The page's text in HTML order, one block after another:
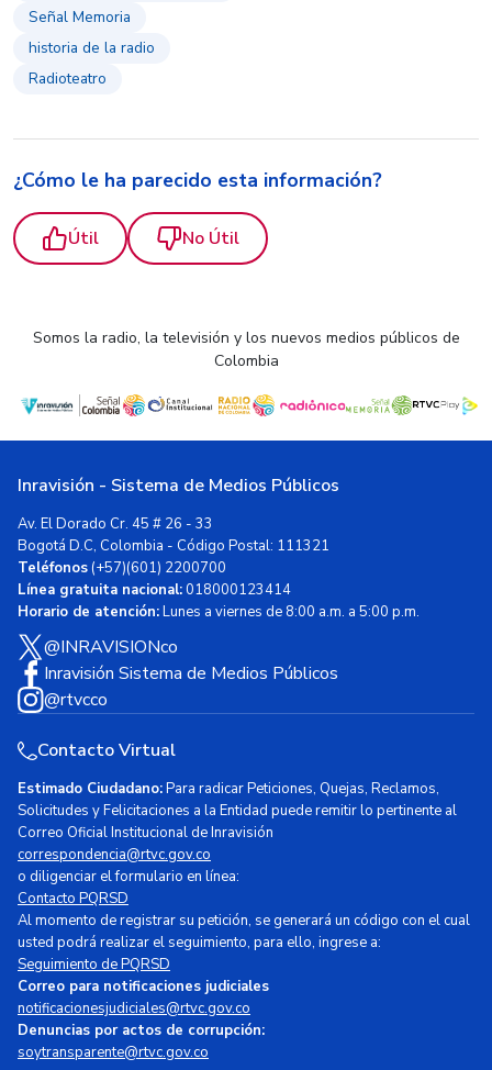
Señal Memoria
historia de la radio
Radioteatro
¿Cómo le ha parecido esta información?
Útil No Útil
Somos la radio, la televisión y los nuevos medios públicos de
Colombia
Inravisión - Sistema de Medios Públicos
Av. El Dorado Cr. 45 # 26 - 33
Bogotá D.C, Colombia - Código Postal: 111321
Teléfonos(+57)(601) 2200700
Línea gratuita nacional:018000123414
Horario de atención:Lunes a viernes de 8:00 a.m. a 5:00 p.m.
@INRAVISIONco
Inravisión Sistema de Medios Públicos
@rtvcco
Contacto Virtual
Estimado Ciudadano:Para radicar Peticiones, Quejas, Reclamos,
Solicitudes y Felicitaciones a la Entidad puede remitir lo pertinente al
Correo Oficial Institucional de Inravisión
correspondencia@rtvc.gov.co
o diligenciar el formulario en línea:
Contacto PQRSD
Al momento de registrar su petición, se generará un código con el cual
usted podrá realizar el seguimiento, para ello, ingrese a:
Seguimiento de PQRSD
Correo para notificaciones judiciales
notificacionesjudiciales@rtvc.gov.co
Denuncias por actos de corrupción:
soytransparente@rtvc.gov.co